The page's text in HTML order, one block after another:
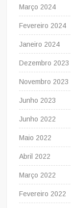
Março 2024
Fevereiro 2024
Janeiro 2024
Dezembro 2023
Novembro 2023
Junho 2023
Junho 2022
Maio 2022
Abril 2022
Março 2022
Fevereiro 2022